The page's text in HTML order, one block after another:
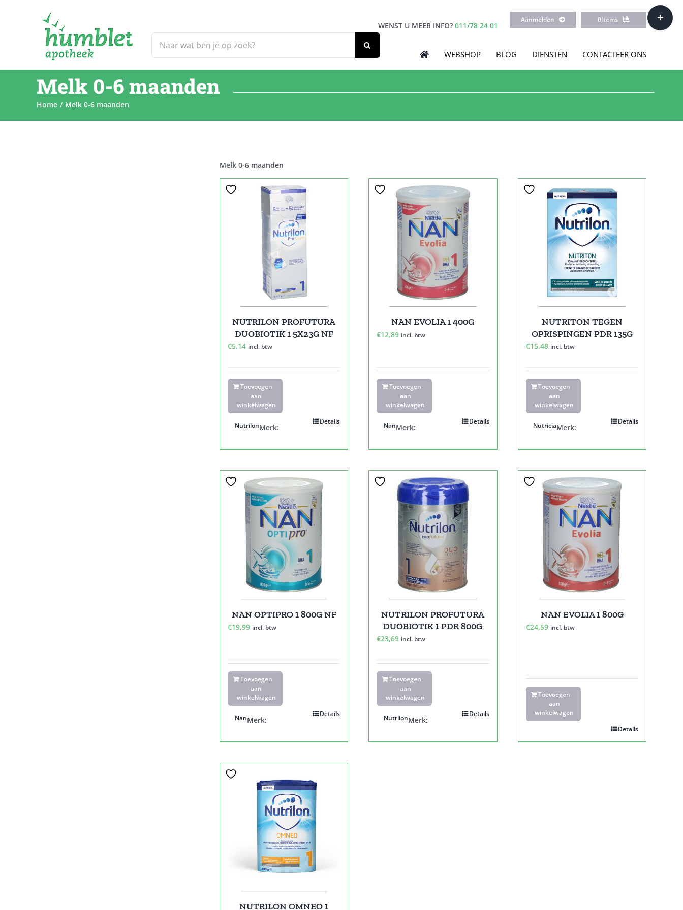
naar:
WENST U MEER INFO? 011/78 24 01
Aanmelden 0Items
WEBSHOP BLOG DIENSTEN CONTACTEER ONS
Melk 0-6 maanden
Home Melk 0-6 maanden
Melk 0-6 maanden
NUTRILON PROFUTURA
DUOBIOTIK 1 5X23G NF
€5,14 incl. btw
Toevoegen
aan
winkelwagen
Details
Merk:
Nutrilon
NAN EVOLIA 1 400G
€12,89 incl. btw
Toevoegen
aan
winkelwagen
Details
Merk:
Nan
NUTRITON TEGEN
OPRISPINGEN PDR 135G
€15,48 incl. btw
Toevoegen
aan
winkelwagen
Details
Merk:
Nutricia
NAN OPTIPRO 1 800G NF
€19,99 incl. btw
Toevoegen
aan
winkelwagen
Details
Merk:
Nan
NUTRILON PROFUTURA
DUOBIOTIK 1 PDR 800G
€23,69 incl. btw
Toevoegen
aan
winkelwagen
Details
Merk:
Nutrilon
NAN EVOLIA 1 800G
€24,59 incl. btw
Toevoegen
aan
winkelwagen
Details
NUTRILON OMNEO 1
Toggle
Sliding